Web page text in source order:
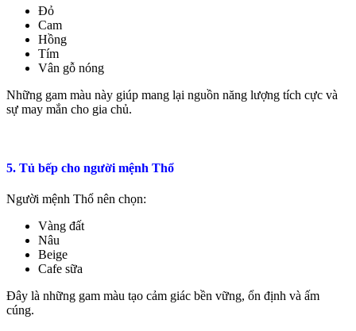
Đỏ
Cam
Hồng
Tím
Vân gỗ nóng
Những gam màu này giúp mang lại nguồn năng lượng tích cực và
sự may mắn cho gia chủ.
5. Tủ bếp cho người mệnh Thổ
Người mệnh Thổ nên chọn:
Vàng đất
Nâu
Beige
Cafe sữa
Đây là những gam màu tạo cảm giác bền vững, ổn định và ấm
cúng.